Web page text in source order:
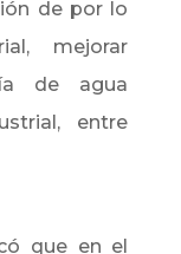
de por lo
mejorar
de agua
entre
que en el